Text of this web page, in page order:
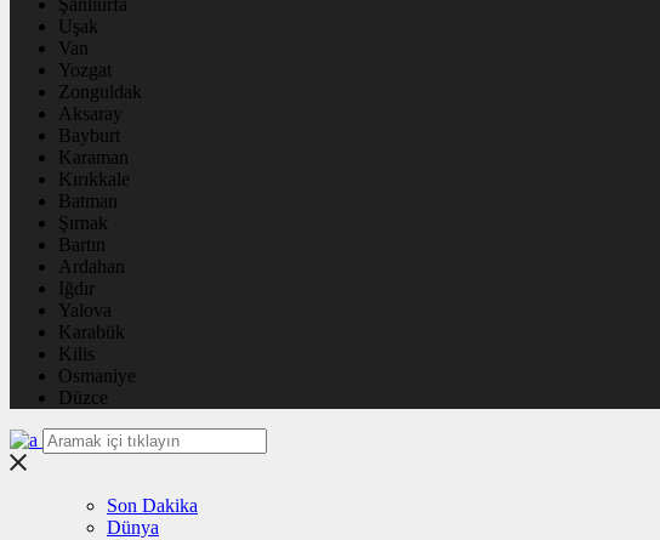
Şanlıurfa
Uşak
Van
Yozgat
Zonguldak
Aksaray
Bayburt
Karaman
Kırıkkale
Batman
Şırnak
Bartın
Ardahan
Iğdır
Yalova
Karabük
Kilis
Osmaniye
Düzce
Son Dakika
Dünya